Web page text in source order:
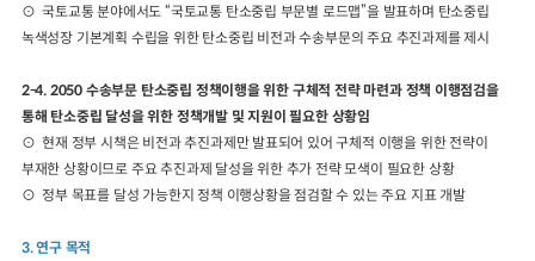
⊙ 국토교통 분야에서도 “국토교통 탄소중립 부문별 로드맵”을 발표하며 탄소중립
녹색성장 기본계획 수립을 위한 탄소중립 비전과 수송부문의 주요 추진과제를 제시
2-4. 2050 수송부문 탄소중립 정책이행을 위한 구체적 전략 마련과 정책 이행점검을
통해 탄소중립 달성을 위한 정책개발 및 지원이 필요한 상황임
⊙ 현재 정부 시책은 비전과 추진과제만 발표되어 있어 구체적 이행을 위한 전략이
부재한 상황이므로 주요 추진과제 달성을 위한 추가 전략 모색이 필요한 상황
⊙ 정부 목표를 달성 가능한지 정책 이행상황을 점검할 수 있는 주요 지표 개발
3. 연구 목적